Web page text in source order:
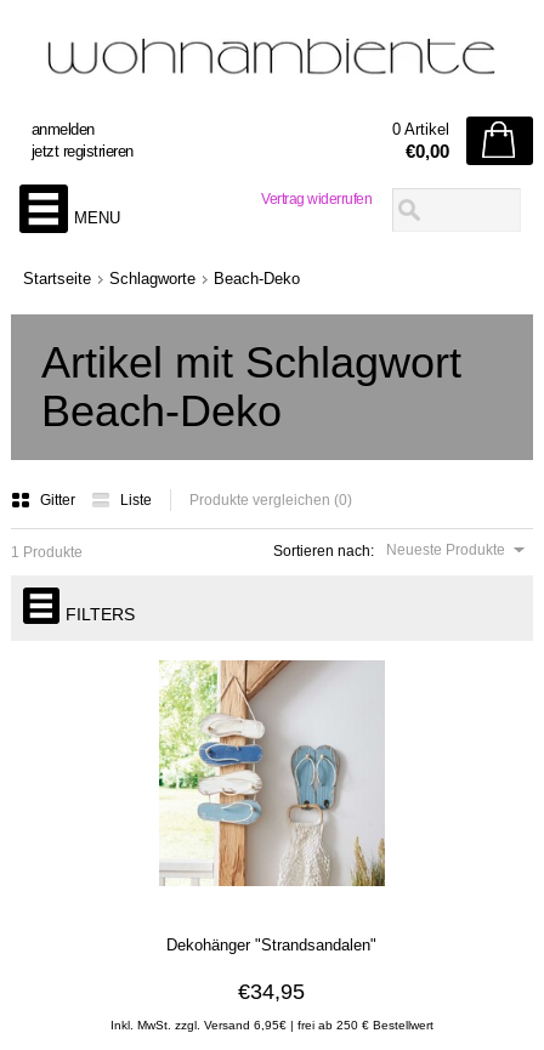
Vertrag widerrufen
anmelden
jetzt registrieren
0 Artikel
€0,00
MENU
Startseite Schlagworte Beach-Deko
Artikel mit Schlagwort
Beach-Deko
Gitter Liste Produkte vergleichen (0)
Sortieren nach: Neueste Produkte
1 Produkte
FILTERS
Dekohänger "Strandsandalen"
€34,95
Inkl. MwSt. zzgl. Versand 6,95€ | frei ab 250 € Bestellwert